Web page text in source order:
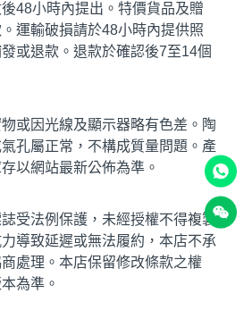
48小時內提出。特價貨品及贈
運輸破損請於48小時內提供照
或退款。退款於確認後7至14個
或因光線及顯示器略有色差。陶
孔屬正常，不構成質量問題。產
以網站最新公佈為準。
受法例保護，未經授權不得複製
導致延遲或無法履約，本店不承
處理。本店保留修改條款之權
為準。